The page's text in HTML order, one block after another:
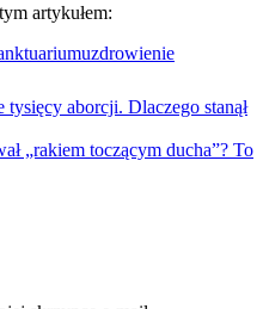
artykułem:
uzdrowienie
tysięcy aborcji. Dlaczego stanął
„rakiem toczącym ducha”? To